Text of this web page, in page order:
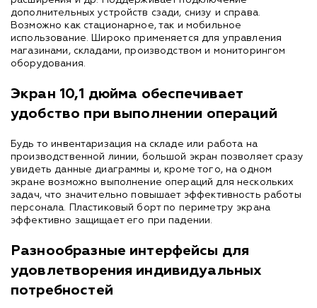
дополнительных устройств сзади, снизу и справа.
Возможно как стационарное, так и мобильное
использование. Широко применяется для управления
магазинами, складами, производством и мониторингом
оборудования.
Экран 10,1 дюйма обеспечивает
удобство при выполнении операций
Будь то инвентаризация на складе или работа на
производственной линии, большой экран позволяет сразу
увидеть данные диаграммы и, кроме того, на одном
экране возможно выполнение операций для нескольких
задач, что значительно повышает эффективность работы
персонала. Пластиковый борт по периметру экрана
эффективно защищает его при падении.
Разнообразные интерфейсы для
удовлетворения индивидуальных
потребностей